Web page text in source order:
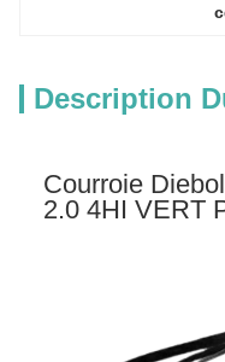
Description
Courroie
2.0 4HI VERT